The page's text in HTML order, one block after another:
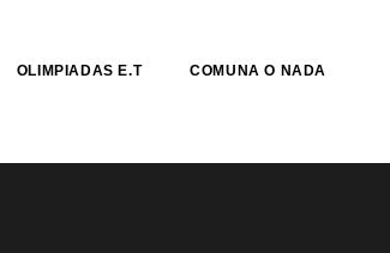
OLIMPIADAS E.T COMUNA O NADA